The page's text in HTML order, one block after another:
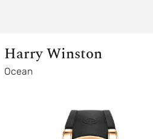
Harry Winston
Ocean